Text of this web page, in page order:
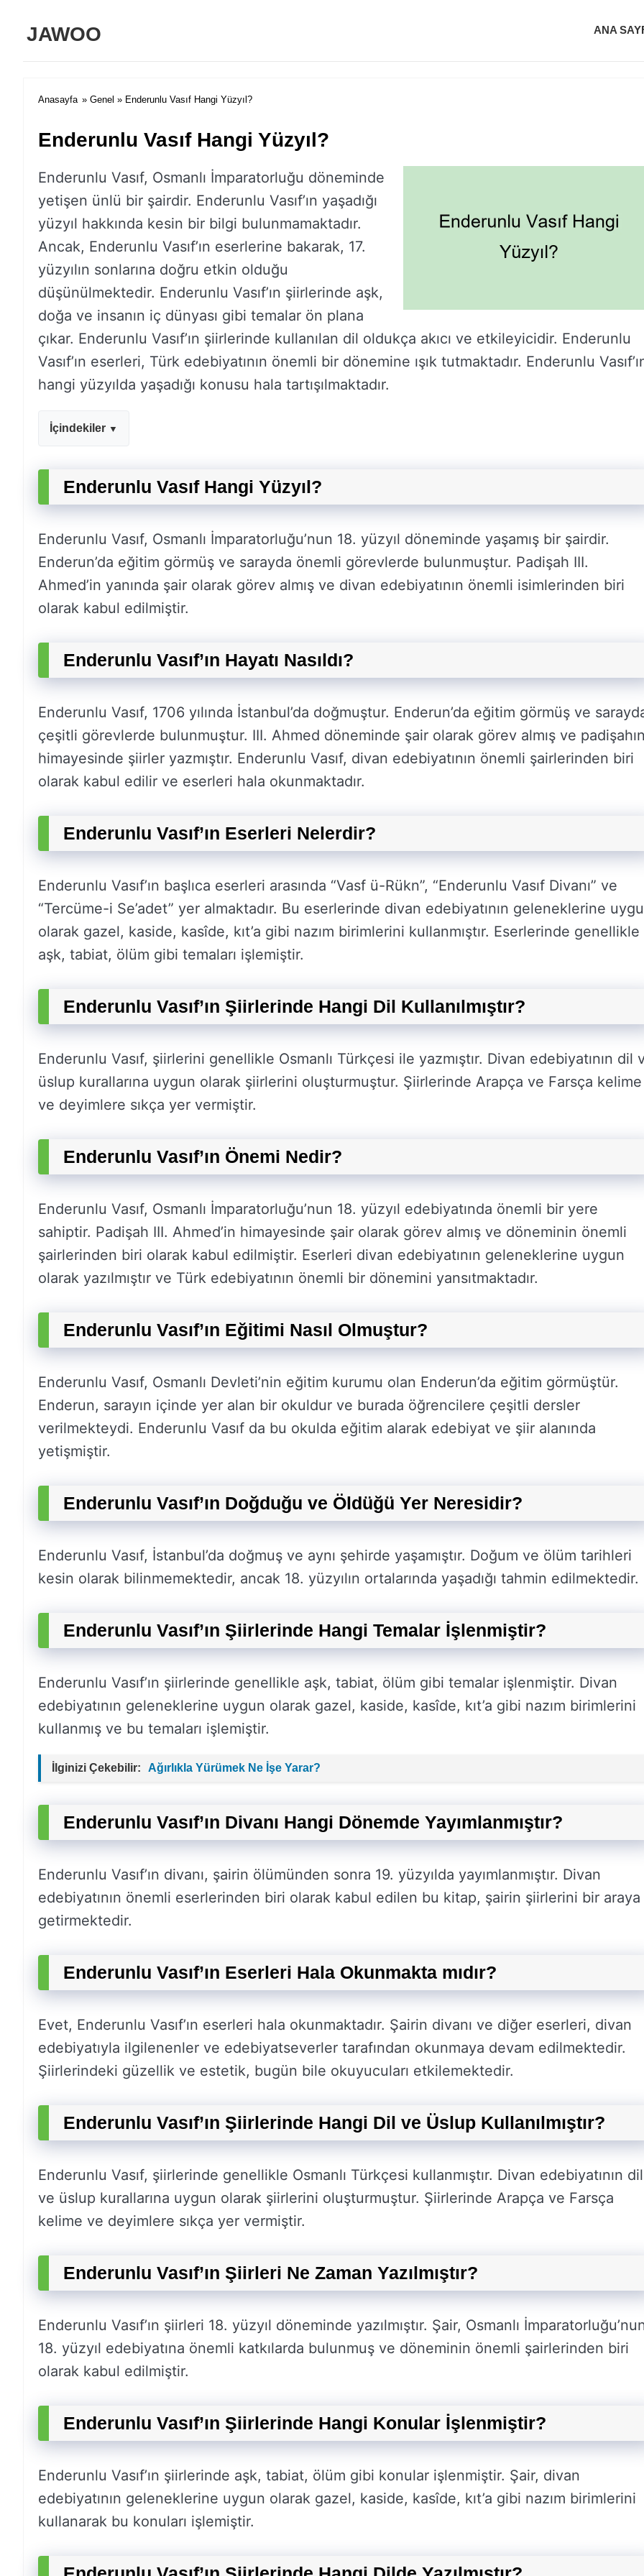
JAWOO ANA
Anasayfa » Genel » Enderunlu Vasıf Hangi Yüzyıl?
Enderunlu Vasıf Hangi Yüzyıl?
Enderunlu Vasıf, Osmanlı İmparatorluğu döneminde
yetişen ünlü bir şairdir. Enderunlu Vasıf’ın yaşadığı
yüzyıl hakkında kesin bir bilgi bulunmamaktadır.
Ancak, Enderunlu Vasıf’ın eserlerine bakarak, 17.
yüzyılın sonlarına doğru etkin olduğu
düşünülmektedir. Enderunlu Vasıf’ın şiirlerinde aşk,
doğa ve insanın iç dünyası gibi temalar ön plana
çıkar. Enderunlu Vasıf’ın şiirlerinde kullanılan dil oldukça akıcı ve etkileyicidir. Enderunlu
Vasıf’ın eserleri, Türk edebiyatının önemli bir dönemine ışık tutmaktadır. Enderunlu
hangi yüzyılda yaşadığı konusu hala tartışılmaktadır.
İçindekiler
Enderunlu Vasıf Hangi Yüzyıl?
Enderunlu Vasıf, Osmanlı İmparatorluğu’nun 18. yüzyıl döneminde yaşamış bir şairdir.
Enderun’da eğitim görmüş ve sarayda önemli görevlerde bulunmuştur. Padişah III.
Ahmed’in yanında şair olarak görev almış ve divan edebiyatının önemli isimlerinden biri
olarak kabul edilmiştir.
Enderunlu Vasıf’ın Hayatı Nasıldı?
Enderunlu Vasıf, 1706 yılında İstanbul’da doğmuştur. Enderun’da eğitim görmüş ve
çeşitli görevlerde bulunmuştur. III. Ahmed döneminde şair olarak görev almış ve
himayesinde şiirler yazmıştır. Enderunlu Vasıf, divan edebiyatının önemli şairlerinden biri
olarak kabul edilir ve eserleri hala okunmaktadır.
Enderunlu Vasıf’ın Eserleri Nelerdir?
Enderunlu Vasıf’ın başlıca eserleri arasında “Vasf ü-Rükn”, “Enderunlu Vasıf Divanı” ve
“Tercüme-i Se’adet” yer almaktadır. Bu eserlerinde divan edebiyatının geleneklerine
olarak gazel, kaside, kasîde, kıt’a gibi nazım birimlerini kullanmıştır. Eserlerinde genellikle
aşk, tabiat, ölüm gibi temaları işlemiştir.
Enderunlu Vasıf’ın Şiirlerinde Hangi Dil Kullanılmıştır?
Enderunlu Vasıf, şiirlerini genellikle Osmanlı Türkçesi ile yazmıştır. Divan edebiyatının dil
üslup kurallarına uygun olarak şiirlerini oluşturmuştur. Şiirlerinde Arapça ve Farsça kelime
ve deyimlere sıkça yer vermiştir.
Enderunlu Vasıf’ın Önemi Nedir?
Enderunlu Vasıf, Osmanlı İmparatorluğu’nun 18. yüzyıl edebiyatında önemli bir yere
sahiptir. Padişah III. Ahmed’in himayesinde şair olarak görev almış ve döneminin önemli
şairlerinden biri olarak kabul edilmiştir. Eserleri divan edebiyatının geleneklerine uygun
olarak yazılmıştır ve Türk edebiyatının önemli bir dönemini yansıtmaktadır.
Enderunlu Vasıf’ın Eğitimi Nasıl Olmuştur?
Enderunlu Vasıf, Osmanlı Devleti’nin eğitim kurumu olan Enderun’da eğitim görmüştür.
Enderun, sarayın içinde yer alan bir okuldur ve burada öğrencilere çeşitli dersler
verilmekteydi. Enderunlu Vasıf da bu okulda eğitim alarak edebiyat ve şiir alanında
yetişmiştir.
Enderunlu Vasıf’ın Doğduğu ve Öldüğü Yer Neresidir?
Enderunlu Vasıf, İstanbul’da doğmuş ve aynı şehirde yaşamıştır. Doğum ve ölüm tarihleri
kesin olarak bilinmemektedir, ancak 18. yüzyılın ortalarında yaşadığı tahmin edilmektedir.
Enderunlu Vasıf’ın Şiirlerinde Hangi Temalar İşlenmiştir?
Enderunlu Vasıf’ın şiirlerinde genellikle aşk, tabiat, ölüm gibi temalar işlenmiştir. Divan
edebiyatının geleneklerine uygun olarak gazel, kaside, kasîde, kıt’a gibi nazım birimlerini
kullanmış ve bu temaları işlemiştir.
İlginizi Çekebilir: Ağırlıkla Yürümek Ne İşe Yarar?
Enderunlu Vasıf’ın Divanı Hangi Dönemde Yayımlanmıştır?
Enderunlu Vasıf’ın divanı, şairin ölümünden sonra 19. yüzyılda yayımlanmıştır. Divan
edebiyatının önemli eserlerinden biri olarak kabul edilen bu kitap, şairin şiirlerini bir araya
getirmektedir.
Enderunlu Vasıf’ın Eserleri Hala Okunmakta mıdır?
Evet, Enderunlu Vasıf’ın eserleri hala okunmaktadır. Şairin divanı ve diğer eserleri, divan
edebiyatıyla ilgilenenler ve edebiyatseverler tarafından okunmaya devam edilmektedir.
Şiirlerindeki güzellik ve estetik, bugün bile okuyucuları etkilemektedir.
Enderunlu Vasıf’ın Şiirlerinde Hangi Dil ve Üslup Kullanılmıştır?
Enderunlu Vasıf, şiirlerinde genellikle Osmanlı Türkçesi kullanmıştır. Divan edebiyatının dil
ve üslup kurallarına uygun olarak şiirlerini oluşturmuştur. Şiirlerinde Arapça ve Farsça
kelime ve deyimlere sıkça yer vermiştir.
Enderunlu Vasıf’ın Şiirleri Ne Zaman Yazılmıştır?
Enderunlu Vasıf’ın şiirleri 18. yüzyıl döneminde yazılmıştır. Şair, Osmanlı
18. yüzyıl edebiyatına önemli katkılarda bulunmuş ve döneminin önemli şairlerinden biri
olarak kabul edilmiştir.
Enderunlu Vasıf’ın Şiirlerinde Hangi Konular İşlenmiştir?
Enderunlu Vasıf’ın şiirlerinde aşk, tabiat, ölüm gibi konular işlenmiştir. Şair, divan
edebiyatının geleneklerine uygun olarak gazel, kaside, kasîde, kıt’a gibi nazım birimlerini
kullanarak bu konuları işlemiştir.